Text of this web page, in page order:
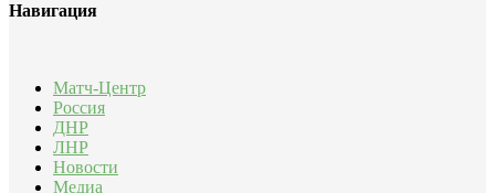
Навигация
Матч-Центр
Россия
ДНР
ЛНР
Новости
Медиа